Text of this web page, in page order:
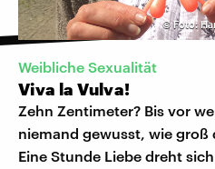
©Foto:
Weibliche Sexualität
Viva la Vulva!
Zehn Zentimeter? Bis vor
niemand gewusst, wie
Eine Stunde Liebe dreht